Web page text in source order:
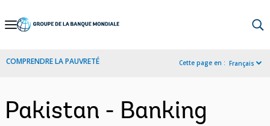
Skip
Navigation
COMPRENDRE LA PAUVRETÉ Cette page en : Français
Pakistan - Banking